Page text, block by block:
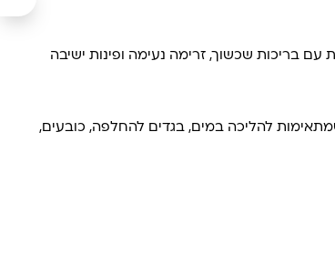
בריכות שכשוך, זרימה נעימה ופינות ישיבה
להליכה במים, בגדים להחלפה, כובעים,